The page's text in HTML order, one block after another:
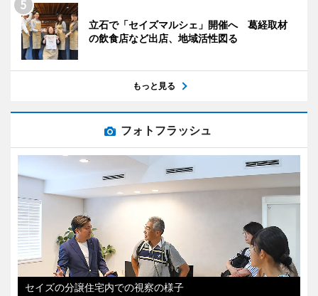
立石で「セイズマルシェ」開催へ 葛経取材
の飲食店など出店、地域活性図る
もっと見る
フォトフラッシュ
セイズの分譲住宅内での視察の様子